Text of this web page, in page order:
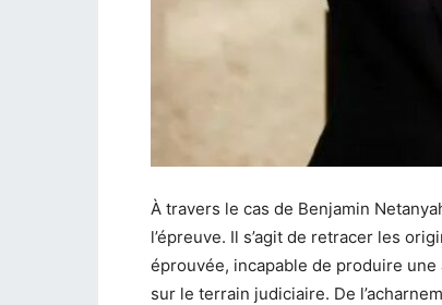
À travers le cas de Benjamin
l’épreuve. Il s’agit de retracer les
éprouvée, incapable de produire
sur le terrain judiciaire. De